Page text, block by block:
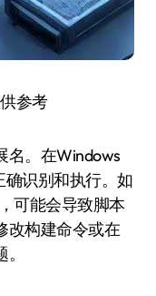
参考
名。在Windows
确识别和执行。如
可能会导致脚本
改构建命令或在